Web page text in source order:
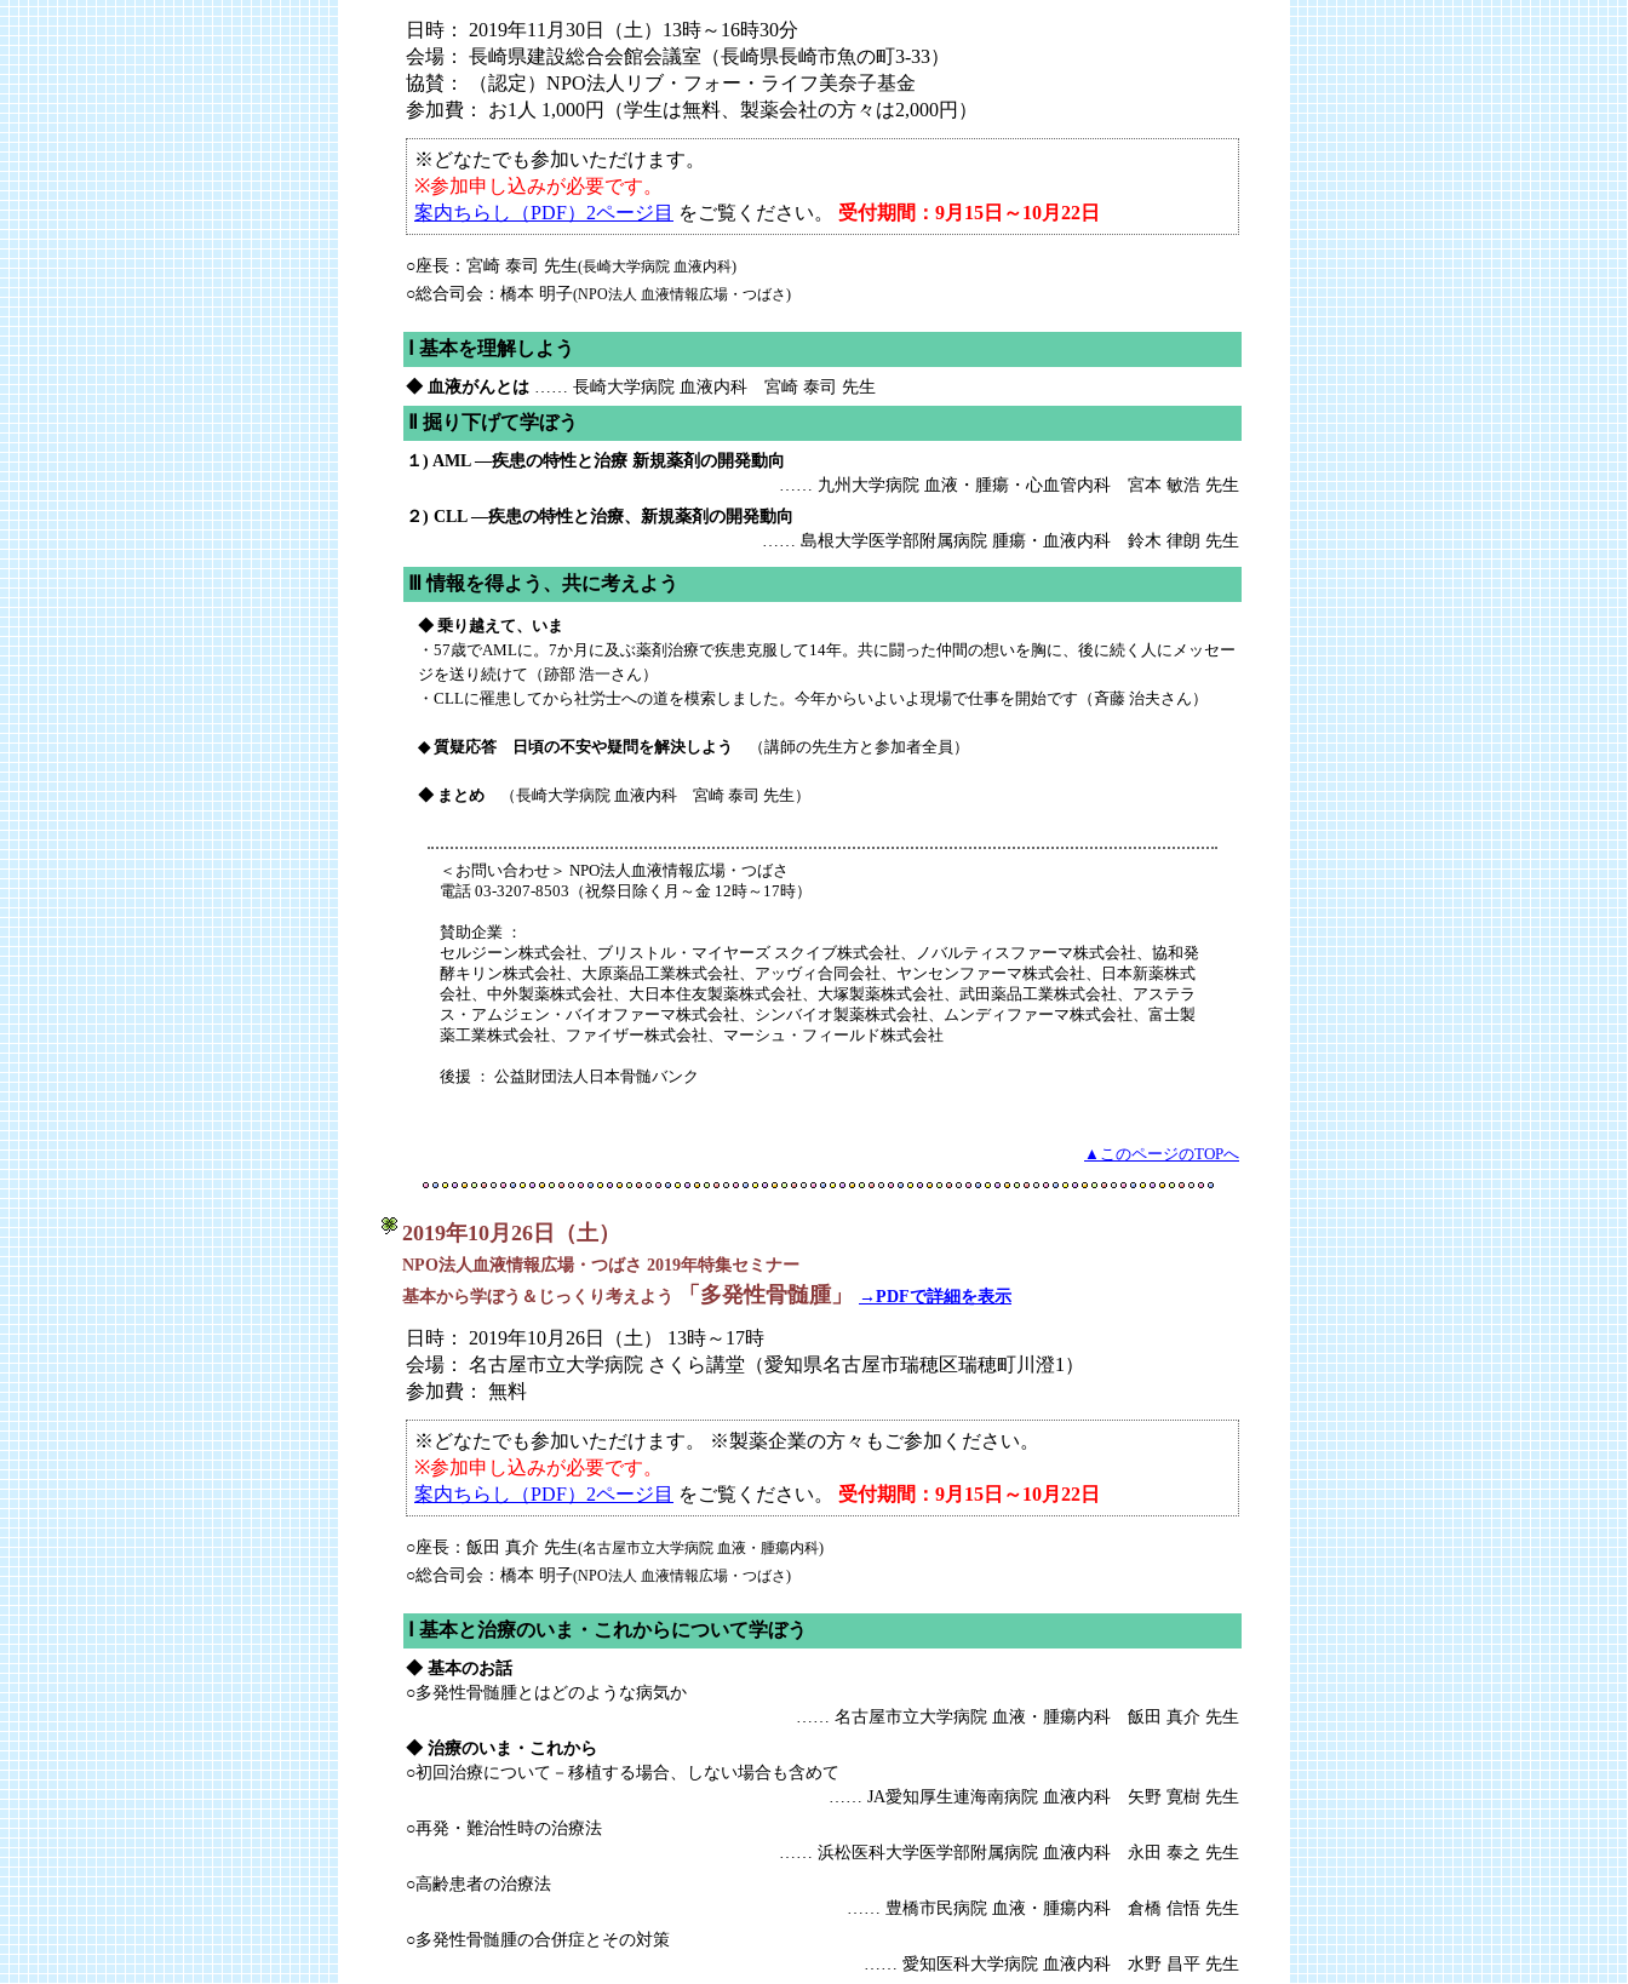
日時： 2019年11月30日（土）13時～16時30分
会場： 長崎県建設総合会館会議室（長崎県長崎市魚の町3-33）
協賛： （認定）NPO法人リブ・フォー・ライフ美奈子基金
参加費： お1人 1,000円（学生は無料、製薬会社の方々は2,000円）
※どなたでも参加いただけます。
※参加申し込みが必要です。
案内ちらし（PDF）2ページ目 をご覧ください。 受付期間：9月15日～10月22日
○座長：宮崎 泰司 先生(長崎大学病院 血液内科)
○総合司会：橋本 明子(NPO法人 血液情報広場・つばさ)
Ⅰ 基本を理解しよう
◆ 血液がんとは …… 長崎大学病院 血液内科 宮崎 泰司 先生
Ⅱ 掘り下げて学ぼう
１) AML ―疾患の特性と治療 新規薬剤の開発動向
…… 九州大学病院 血液・腫瘍・心血管内科 宮本 敏浩 先生
２) CLL ―疾患の特性と治療、新規薬剤の開発動向
…… 島根大学医学部附属病院 腫瘍・血液内科 鈴木 律朗 先生
Ⅲ 情報を得よう、共に考えよう
◆ 乗り越えて、いま
・57歳でAMLに。7か月に及ぶ薬剤治療で疾患克服して14年。共に闘った仲間の想いを胸に、後に続く人にメッセー
ジを送り続けて（跡部 浩一さん）
・CLLに罹患してから社労士への道を模索しました。今年からいよいよ現場で仕事を開始です（斉藤 治夫さん）
◆ 質疑応答 日頃の不安や疑問を解決しよう （講師の先生方と参加者全員）
◆ まとめ （長崎大学病院 血液内科 宮崎 泰司 先生）
＜お問い合わせ＞ NPO法人血液情報広場・つばさ
電話 03-3207-8503（祝祭日除く月～金 12時～17時）
賛助企業 ：
セルジーン株式会社、ブリストル・マイヤーズ スクイブ株式会社、ノバルティスファーマ株式会社、協和発
酵キリン株式会社、大原薬品工業株式会社、アッヴィ合同会社、ヤンセンファーマ株式会社、日本新薬株式
会社、中外製薬株式会社、大日本住友製薬株式会社、大塚製薬株式会社、武田薬品工業株式会社、アステラ
ス・アムジェン・バイオファーマ株式会社、シンバイオ製薬株式会社、ムンディファーマ株式会社、富士製
薬工業株式会社、ファイザー株式会社、マーシュ・フィールド株式会社
後援 ： 公益財団法人日本骨髄バンク
▲このページのTOPへ
2019年10月26日（土）
NPO法人血液情報広場・つばさ 2019年特集セミナー
基本から学ぼう＆じっくり考えよう
「多発性骨髄腫」 →PDFで詳細を表示
日時： 2019年10月26日（土） 13時～17時
会場： 名古屋市立大学病院 さくら講堂（愛知県名古屋市瑞穂区瑞穂町川澄1）
参加費： 無料
※どなたでも参加いただけます。 ※製薬企業の方々もご参加ください。
※参加申し込みが必要です。
案内ちらし（PDF）2ページ目 をご覧ください。 受付期間：9月15日～10月22日
○座長：飯田 真介 先生(名古屋市立大学病院 血液・腫瘍内科)
○総合司会：橋本 明子(NPO法人 血液情報広場・つばさ)
Ⅰ 基本と治療のいま・これからについて学ぼう
◆ 基本のお話
○多発性骨髄腫とはどのような病気か
…… 名古屋市立大学病院 血液・腫瘍内科 飯田 真介 先生
◆ 治療のいま・これから
○初回治療について－移植する場合、しない場合も含めて
…… JA愛知厚生連海南病院 血液内科 矢野 寛樹 先生
○再発・難治性時の治療法
…… 浜松医科大学医学部附属病院 血液内科 永田 泰之 先生
○高齢患者の治療法
…… 豊橋市民病院 血液・腫瘍内科 倉橋 信悟 先生
○多発性骨髄腫の合併症とその対策
…… 愛知医科大学病院 血液内科 水野 昌平 先生